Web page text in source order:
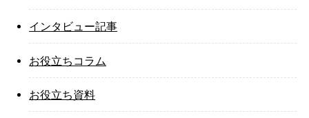
インタビュー記事
お役立ちコラム
お役立ち資料